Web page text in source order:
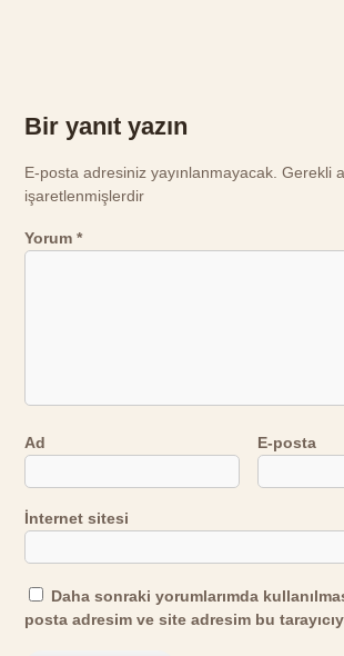
Bir yanıt yazın
E-posta adresiniz yayınlanmayacak. Gerekli
işaretlenmişlerdir
Yorum*
Ad E-posta
İnternet sitesi
Daha sonraki yorumlarımda
posta adresim ve site adresim bu